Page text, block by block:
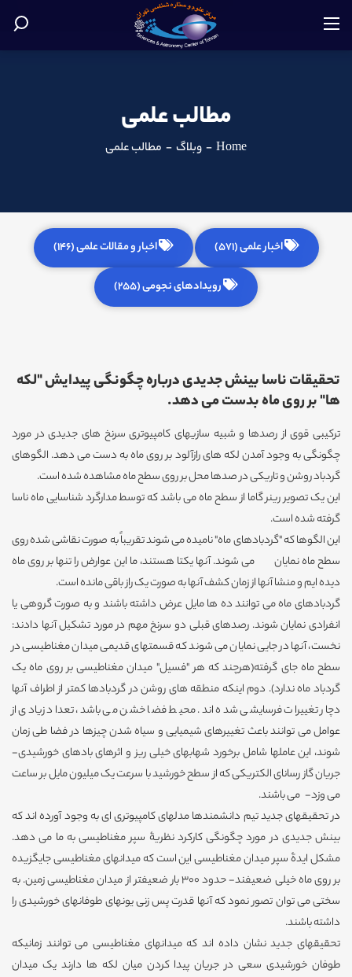
مطالب علمی
Home
- وبلاگ - مطالب علمی
اخبار علمی (571) اخبار و مقالات علمی (146)
رویدادهای نجومی (255)
تحقیقات ناسا بینش جدیدی درباره چگونگی پیدایش "لکه
ها" بر روی ماه بدست می دهد.
ترکیبی قوی از رصدها و شبیه سازیهای کامپیوتری سرنخ های جدیدی در مورد
چگونگی به وجود آمدن لکه های رازآلود بر روی ماه به دست می دهد. الگوهای
گردباد روشن و تاریکی در صدها محل بر روی سطح ماه مشاهده شده است.
این یک تصویر رینر گاما از سطح ماه می باشد که توسط مدارگرد شناسایی ماه ناسا
گرفته شده است.
این الگوها که "گردبادهای ماه" نامیده می شوند تقریباً به صورت نقاشی شده روی
سطح ماه نمایان می شوند. آنها یکتا هستند، ما این عوارض را تنها بر روی ماه
دیده ایم و منشا آنها از زمان کشف آنها به صورت یک راز باقی مانده است.
گردبادهای ماه می توانند ده ها مایل عرض داشته باشند و به صورت گروهی یا
انفرادی نمایان شوند. رصدهای قبلی دو سرنخ مهم در مورد تشکیل آنها دادند:
نخست، آنها در جایی نمایان می شوند که قسمتهای قدیمی میدان مغناطیسی در
سطح ماه جای گرفته(هرچند که هر "فسیل" میدان مغناطیسی بر روی ماه یک
گردباد ماه ندارد). دوم اینکه منطقه های روشن در گردبادها کمتر از اطراف آنها
دچار تغییرات فرسایشی شده اند. محیط فضا خشن می باشد، تعداد زیادی از
عوامل می توانند باعث تغییرهای شیمیایی و سیاه شدن چیزها در فضا طی زمان
شوند، این عاملها شامل برخورد شهابهای خیلی ریز و اثرهای بادهای خورشیدی-
جریان گاز رسانای الکتریکی که از سطح خورشید با سرعت یک میلیون مایل بر ساعت
می وزد- می باشند.
در تحقیقهای جدید تیم دانشمندها مدلهای کامپیوتری ای به وجود آورده اند که
بینش جدیدی در مورد چگونگی کارکرد نظریۀ سپر مغناطیسی به ما می دهد.
مشکل ایدۀ سپر میدان مغناطیسی این است که میدانهای مغناطیسی جایگزیده
بر روی ماه خیلی ضعیفند- حدود 300 بار ضعیفتر از میدان مغناطیسی زمین. به
سختی می توان تصور نمود که آنها قدرت پس زنی یونهای طوفانهای خورشیدی را
داشته باشند.
تحقیقهای جدید نشان داده اند که میدانهای مغناطیسی می توانند زمانیکه
طوفان خورشیدی سعی در جریان پیدا کردن میان لکه ها دارند یک میدان